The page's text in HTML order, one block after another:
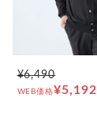
¥6,490
WEB価格¥5,192